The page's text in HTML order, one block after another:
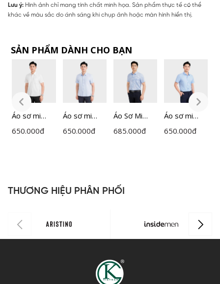
Lưu ý: Hình ảnh chỉ mang tính chất minh họa. Sản phẩm thực tế có thể
khác về màu sắc do ánh sáng khi chụp ảnh hoặc màn hình hiển thị.
SẢN PHẨM DÀNH CHO BẠN
Áo sơ mi
ngắn tay
0
650.000đ
Áo sơ mi
ngắn tay
0
650.000đ
Áo Sơ Mi
Nam Kẻ
685.000đ
Áo sơ mi
ngắn tay
650.000đ
THƯƠNG HIỆU PHÂN PHỐI